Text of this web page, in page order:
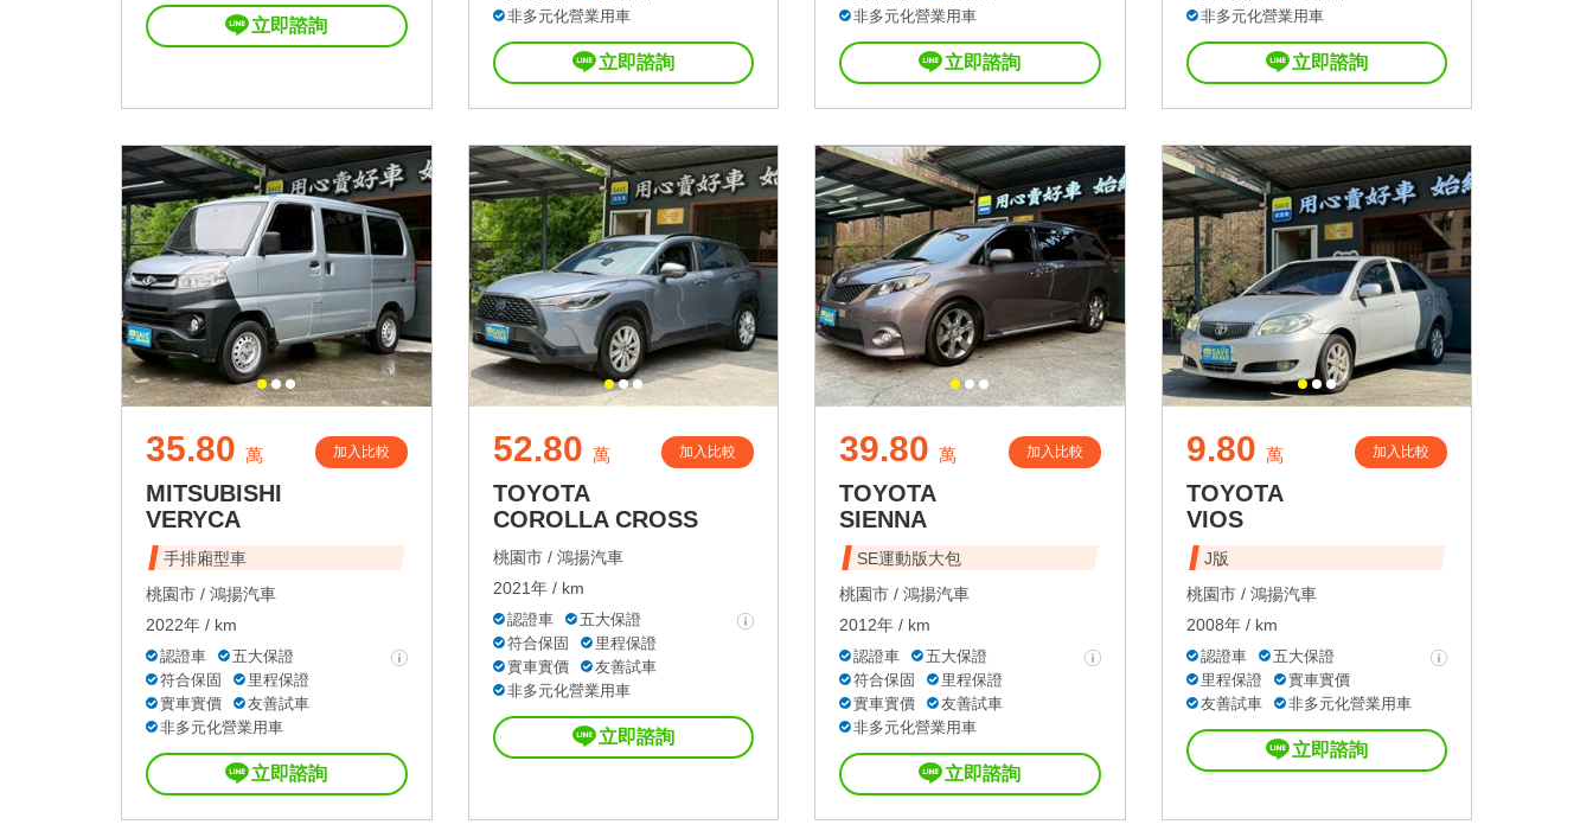
立即諮詢
非多元化營業用車
立即諮詢
非多元化營業用車
立即諮詢
非多元化營業用車
立即諮詢
35.80 萬 加入比較
MITSUBISHI
VERYCA
手排廂型車
桃園市 / 鴻揚汽車
2022年 / km
認證車
五大保證
符合保固
里程保證
實車實價
友善試車
非多元化營業用車
立即諮詢
52.80 萬 加入比較
TOYOTA
COROLLA CROSS
桃園市 / 鴻揚汽車
2021年 / km
認證車
五大保證
符合保固
里程保證
實車實價
友善試車
非多元化營業用車
立即諮詢
39.80 萬 加入比較
TOYOTA
SIENNA
SE運動版大包
桃園市 / 鴻揚汽車
2012年 / km
認證車
五大保證
符合保固
里程保證
實車實價
友善試車
非多元化營業用車
立即諮詢
9.80 萬 加入比較
TOYOTA
VIOS
J版
桃園市 / 鴻揚汽車
2008年 / km
認證車
五大保證
里程保證
實車實價
友善試車
非多元化營業用車
立即諮詢